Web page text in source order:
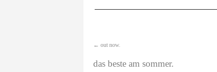
← out now.
das beste am sommer.